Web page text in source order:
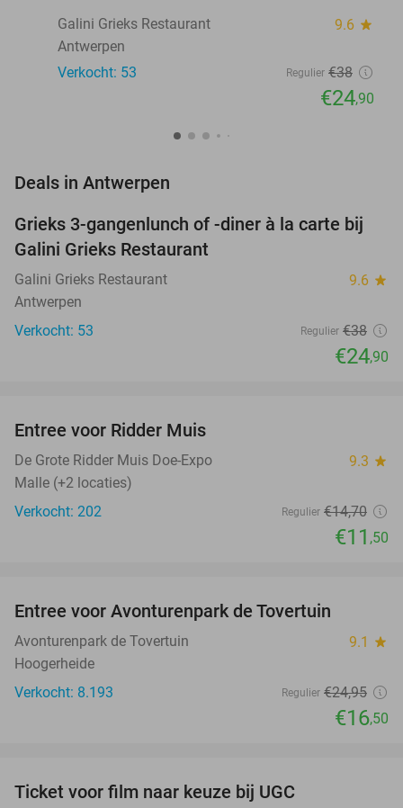
Galini Grieks Restaurant
9.6 star
Antwerpen
Verkocht: 53
Regulier €38
€24,90
Deals in Antwerpen
34%
Grieks 3-gangenlunch of -diner à la carte bij
Galini Grieks Restaurant
Galini Grieks Restaurant 9.6 star
Antwerpen
Verkocht: 53
Regulier €38
€24,90
TODAY
Entree voor Ridder Muis
De Grote Ridder Muis Doe-Expo 9.3 star
Malle (+2 locaties)
Verkocht: 202
Regulier €14,70
€11 ,50
Entree voor Avonturenpark de Tovertuin
Avonturenpark de Tovertuin 9.1 star
Hoogerheide
Verkocht: 8.193
Regulier €24,95
€16,50
Ticket voor film naar keuze bij UGC